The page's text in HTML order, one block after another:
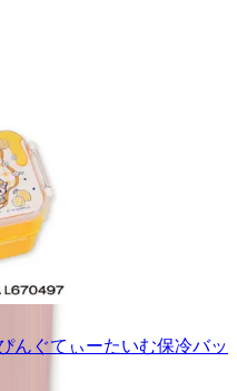
ぐてぃーたいむ保冷バッ